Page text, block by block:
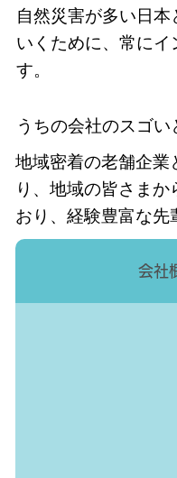
自然災害が多い日
いくために、常に
す。
うちの会社のスゴい
地域密着の老舗企業
り、地域の皆さま
おり、経験豊富な先
会社